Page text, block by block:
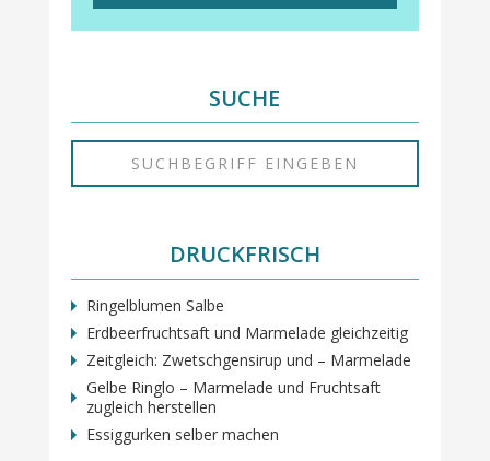
SUCHE
DRUCKFRISCH
Ringelblumen Salbe
Erdbeerfruchtsaft und Marmelade gleichzeitig
Zeitgleich: Zwetschgensirup und – Marmelade
Gelbe Ringlo – Marmelade und Fruchtsaft
zugleich herstellen
Essiggurken selber machen